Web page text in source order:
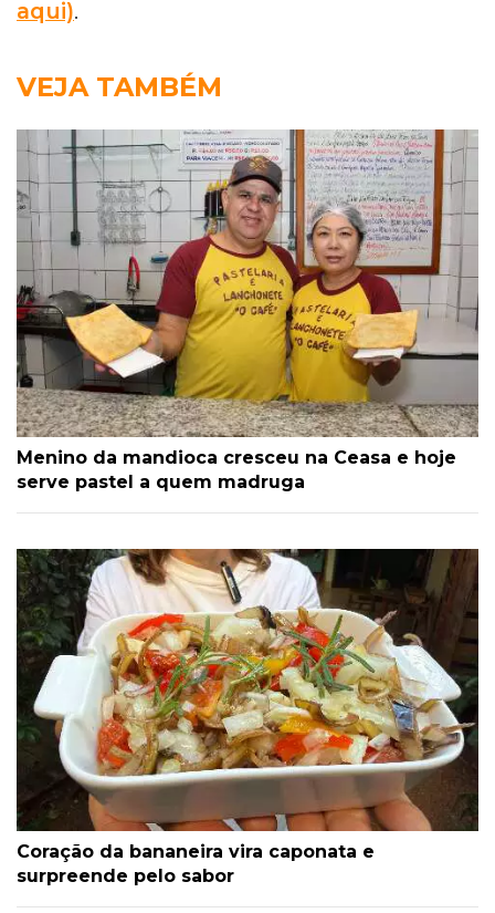
aqui).
VEJA TAMBÉM
Menino da mandioca cresceu na Ceasa e hoje
serve pastel a quem madruga
Coração da bananeira vira caponata e
surpreende pelo sabor